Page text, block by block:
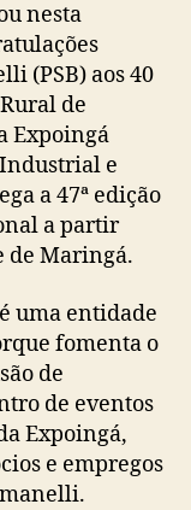
nesta
(PSB) aos 40
de
Expoingá
e
a 47ª edição
a partir
de Maringá.
uma entidade
fomenta o
de
de eventos
Expoingá,
e empregos